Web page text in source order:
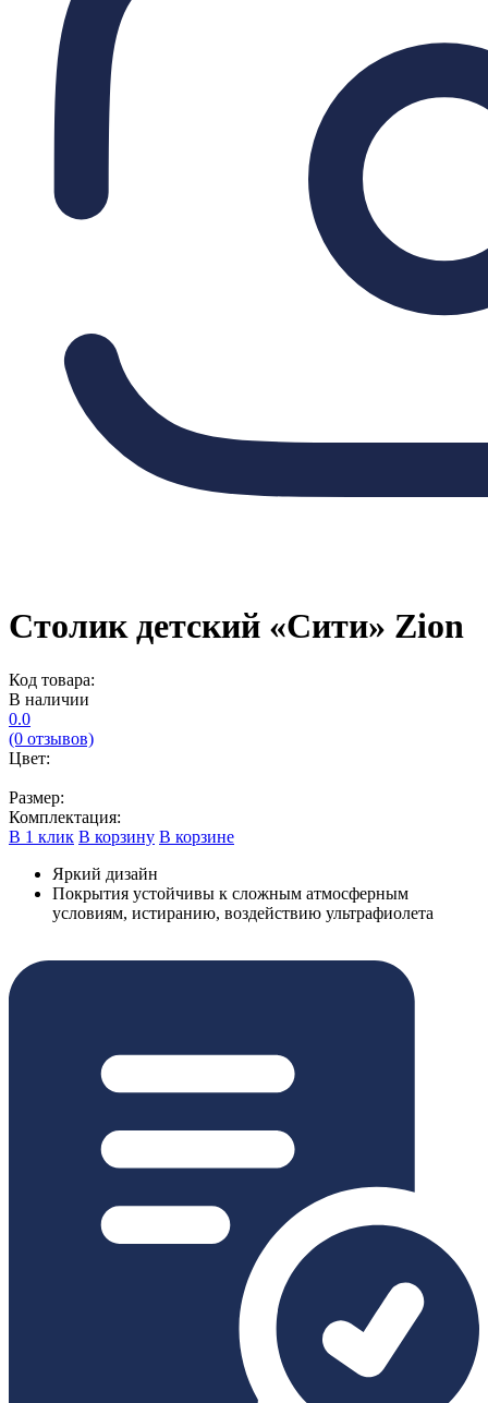
Столик детский «Сити» Zion
Код товара:
В наличии
0.0
(0 отзывов)
Цвет:
Размер:
Комплектация:
В 1 клик В корзину В корзине
Яркий дизайн
Покрытия устойчивы к сложным атмосферным
условиям, истиранию, воздействию ультрафиолета